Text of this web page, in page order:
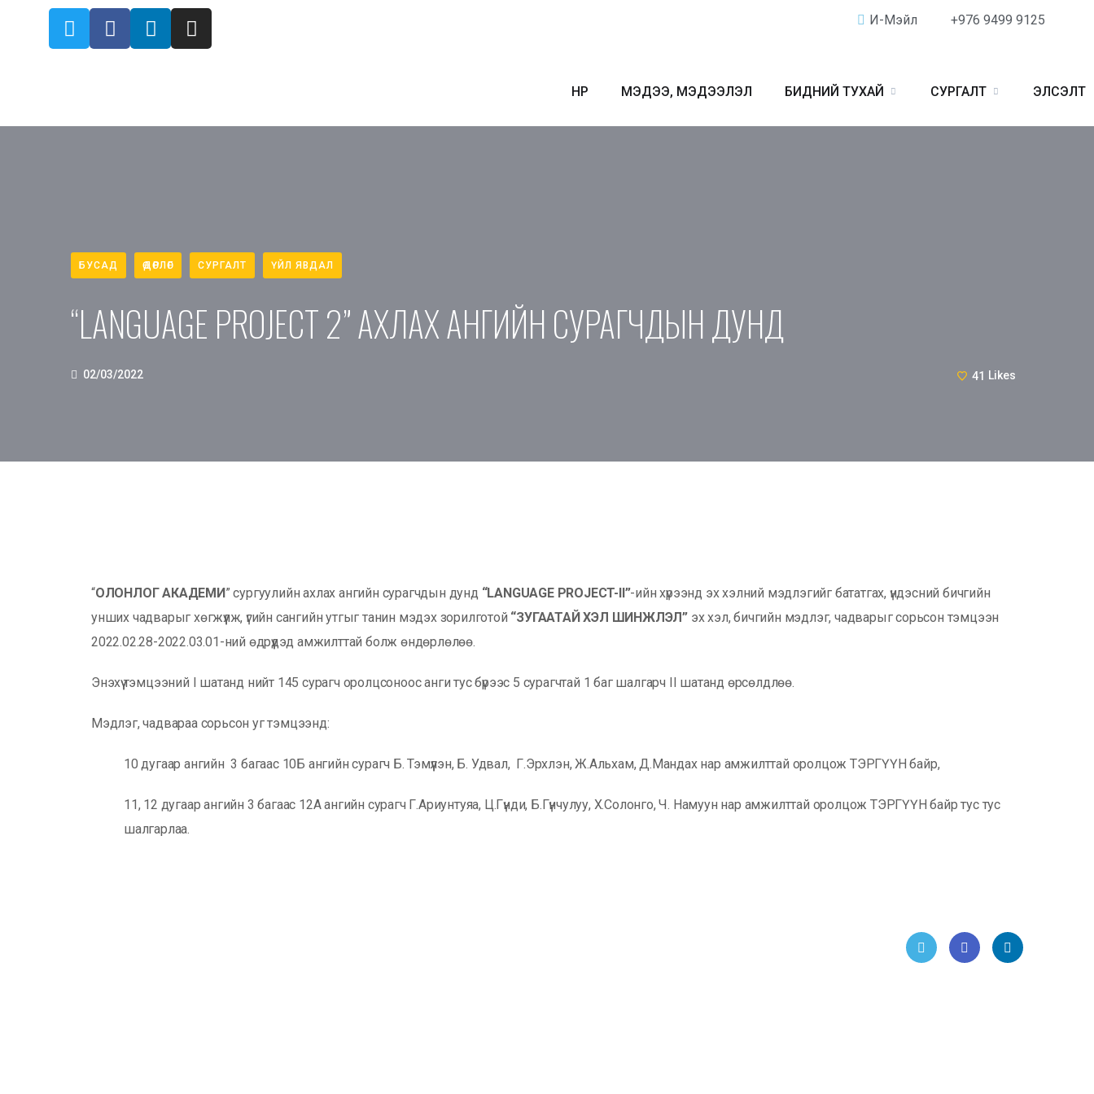
И-Мэйл +976 9499 9125
НҮҮР МЭДЭЭ, МЭДЭЭЛЭЛ БИДНИЙ ТУХАЙ СУРГАЛТ ЭЛСЭЛТ
БУСАД ӨДӨРЛӨГ СУРГАЛТ ҮЙЛ ЯВДАЛ
“LANGUAGE PROJECT 2” АХЛАХ АНГИЙН СУРАГЧДЫН ДУНД
02/03/2022 41 Likes
“ОЛОНЛОГ АКАДЕМИ” сургуулийн ахлах ангийн сурагчдын дунд “LANGUAGE PROJECT-II”-ийн хүрээнд эх хэлний мэдлэгийг бататгах, үндэсний бичгийн
унших чадварыг хөгжүүлж, үгийн сангийн утгыг танин мэдэх зорилготой “ЗУГААТАЙ ХЭЛ ШИНЖЛЭЛ” эх хэл, бичгийн мэдлэг, чадварыг сорьсон тэмцээн
2022.02.28-2022.03.01-ний өдрүүдэд амжилттай болж өндөрлөлөө.
Энэхүү тэмцээний I шатанд нийт 145 сурагч оролцсоноос анги тус бүрээс 5 сурагчтай 1 баг шалгарч II шатанд өрсөлдлөө.
Мэдлэг, чадвараа сорьсон уг тэмцээнд:
10 дугаар ангийн 3 багаас 10Б ангийн сурагч Б. Тэмүүлэн, Б. Удвал, Г.Эрхлэн, Ж.Альхам, Д.Мандах нар амжилттай оролцож ТЭРГҮҮН байр,
11, 12 дугаар ангийн 3 багаас 12А ангийн сурагч Г.Ариунтуяа, Ц.Гүнди, Б.Гүнчулуу, Х.Солонго, Ч. Намуун нар амжилттай оролцож ТЭРГҮҮН байр тус тус
шалгарлаа.